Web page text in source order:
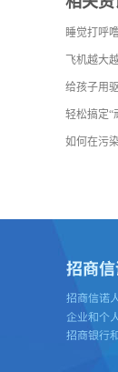
睡觉打呼
飞机越大
给孩子用
轻松搞定“
如何在污